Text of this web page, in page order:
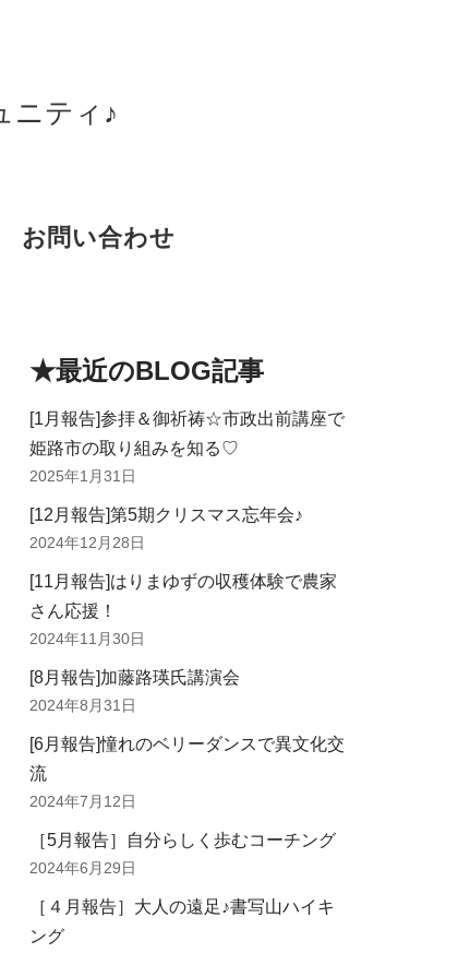
ニティ♪
お問い合わせ
★最近のBLOG記事
[1月報告]参拝＆御祈祷☆市政出前講座で
姫路市の取り組みを知る♡
2025年1月31日
[12月報告]第5期クリスマス忘年会♪
2024年12月28日
[11月報告]はりまゆずの収穫体験で農家
さん応援！
2024年11月30日
[8月報告]加藤路瑛氏講演会
2024年8月31日
[6月報告]憧れのベリーダンスで異文化交
流
2024年7月12日
［5月報告］自分らしく歩むコーチング
2024年6月29日
［４月報告］大人の遠足♪書写山ハイキ
ング